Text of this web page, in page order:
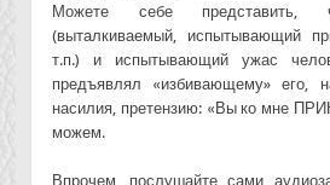
Можете себе представить,
(выталкиваемый, испытывающий
т.п.) и испытывающий ужас
предъявлял «избивающему» его,
насилия, претензию: «Вы ко мне
можем.
Впрочем, послушайте сами